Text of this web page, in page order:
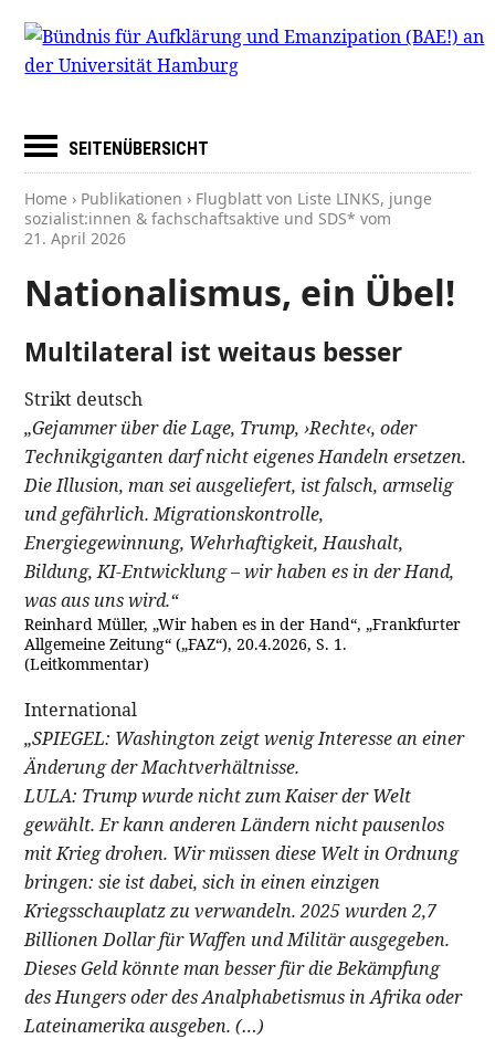
SEITENÜBERSICHT
Home › Publikationen › Flugblatt von Liste LINKS, junge
sozialist:innen & fachschaftsaktive und SDS* vom
21. April 2026
Nationalismus, ein Übel!
Multilateral ist weitaus besser
Strikt deutsch
„Gejammer über die Lage, Trump, ›Rechte‹, oder
Technikgiganten darf nicht eigenes Handeln ersetzen.
Die Illusion, man sei ausgeliefert, ist falsch, armselig
und gefährlich. Migrationskontrolle,
Energiegewinnung, Wehrhaftigkeit, Haushalt,
Bildung, KI-Entwicklung – wir haben es in der Hand,
was aus uns wird.“
Reinhard Müller, „Wir haben es in der Hand“, „Frankfurter
Allgemeine Zeitung“ („FAZ“), 20.4.2026, S. 1.
(Leitkommentar)
International
„SPIEGEL: Washington zeigt wenig Interesse an einer
Änderung der Machtverhältnisse.
LULA: Trump wurde nicht zum Kaiser der Welt
gewählt. Er kann anderen Ländern nicht pausenlos
mit Krieg drohen. Wir müssen diese Welt in Ordnung
bringen: sie ist dabei, sich in einen einzigen
Kriegsschauplatz zu verwandeln. 2025 wurden 2,7
Billionen Dollar für Waffen und Militär ausgegeben.
Dieses Geld könnte man besser für die Bekämpfung
des Hungers oder des Analphabetismus in Afrika oder
Lateinamerika ausgeben. (…)